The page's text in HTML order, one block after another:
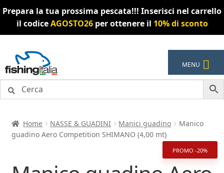
Prepara la tua prossima pescata!!! Inserisci nel carrello
il codiceAGOSTO26per ottenere il 10% di sconto
alla
navigazione
al
contenuto
MENU
Home NASSE & GUADINI Manici guadino
Manico
guadino Aero Competition SHIMANO (4,00 mt)
PROMO -20%